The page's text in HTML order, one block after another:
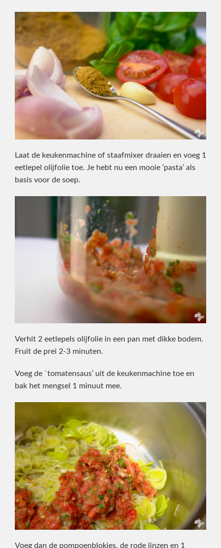
Laat de keukenmachine of staafmixer draaien en voeg 1
eetlepel olijfolie toe. Je hebt nu een mooie ‘pasta’ als
basis voor de soep.
Verhit 2 eetlepels olijfolie in een pan met dikke bodem.
Fruit de prei 2-3 minuten.
Voeg de `tomatensaus’ uit de keukenmachine toe en
bak het mengsel 1 minuut mee.
Voeg dan de pompoenblokjes, de rode linzen en 1